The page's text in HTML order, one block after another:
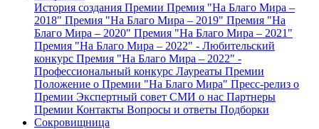
История создания Премии Премия "На Благо Мира –
2018" Премия "На Благо Мира – 2019" Премия "На
Благо Мира – 2020" Премия "На Благо Мира – 2021"
Премия "На Благо Мира – 2022" - Любительский
конкурс Премия "На Благо Мира – 2022" -
Профессиональный конкурс Лауреаты Премии
Положение о Премии "На Благо Мира" Пресс-релиз о
Премии Экспертный совет СМИ о нас Партнеры
Премии Контакты Вопросы и ответы Подборки
Сокровищница